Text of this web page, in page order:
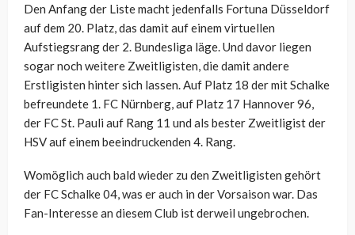
Den Anfang der Liste macht jedenfalls Fortuna Düsseldorf
auf dem 20. Platz, das damit auf einem virtuellen
Aufstiegsrang der 2. Bundesliga läge. Und davor liegen
sogar noch weitere Zweitligisten, die damit andere
Erstligisten hinter sich lassen. Auf Platz 18 der mit Schalke
befreundete 1. FC Nürnberg, auf Platz 17 Hannover 96,
der FC St. Pauli auf Rang 11 und als bester Zweitligist der
HSV auf einem beeindruckenden 4. Rang.
Womöglich auch bald wieder zu den Zweitligisten gehört
der FC Schalke 04, was er auch in der Vorsaison war. Das
Fan-Interesse an diesem Club ist derweil ungebrochen.